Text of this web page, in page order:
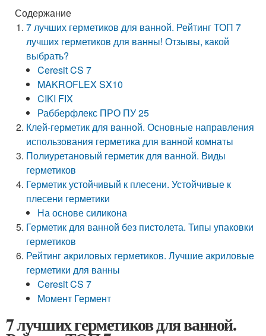
Содержание
7 лучших герметиков для ванной. Рейтинг ТОП 7
лучших герметиков для ванны! Отзывы, какой
выбрать?
Ceresit CS 7
MAKROFLEX SX10
CIKI FIX
Рабберфлекс ПРО ПУ 25
Клей-герметик для ванной. Основные направления
использования герметика для ванной комнаты
Полиуретановый герметик для ванной. Виды
герметиков
Герметик устойчивый к плесени. Устойчивые к
плесени герметики
На основе силикона
Герметик для ванной без пистолета. Типы упаковки
герметиков
Рейтинг акриловых герметиков. Лучшие акриловые
герметики для ванны
Ceresit CS 7
Момент Гермент
7 лучших герметиков для ванной.